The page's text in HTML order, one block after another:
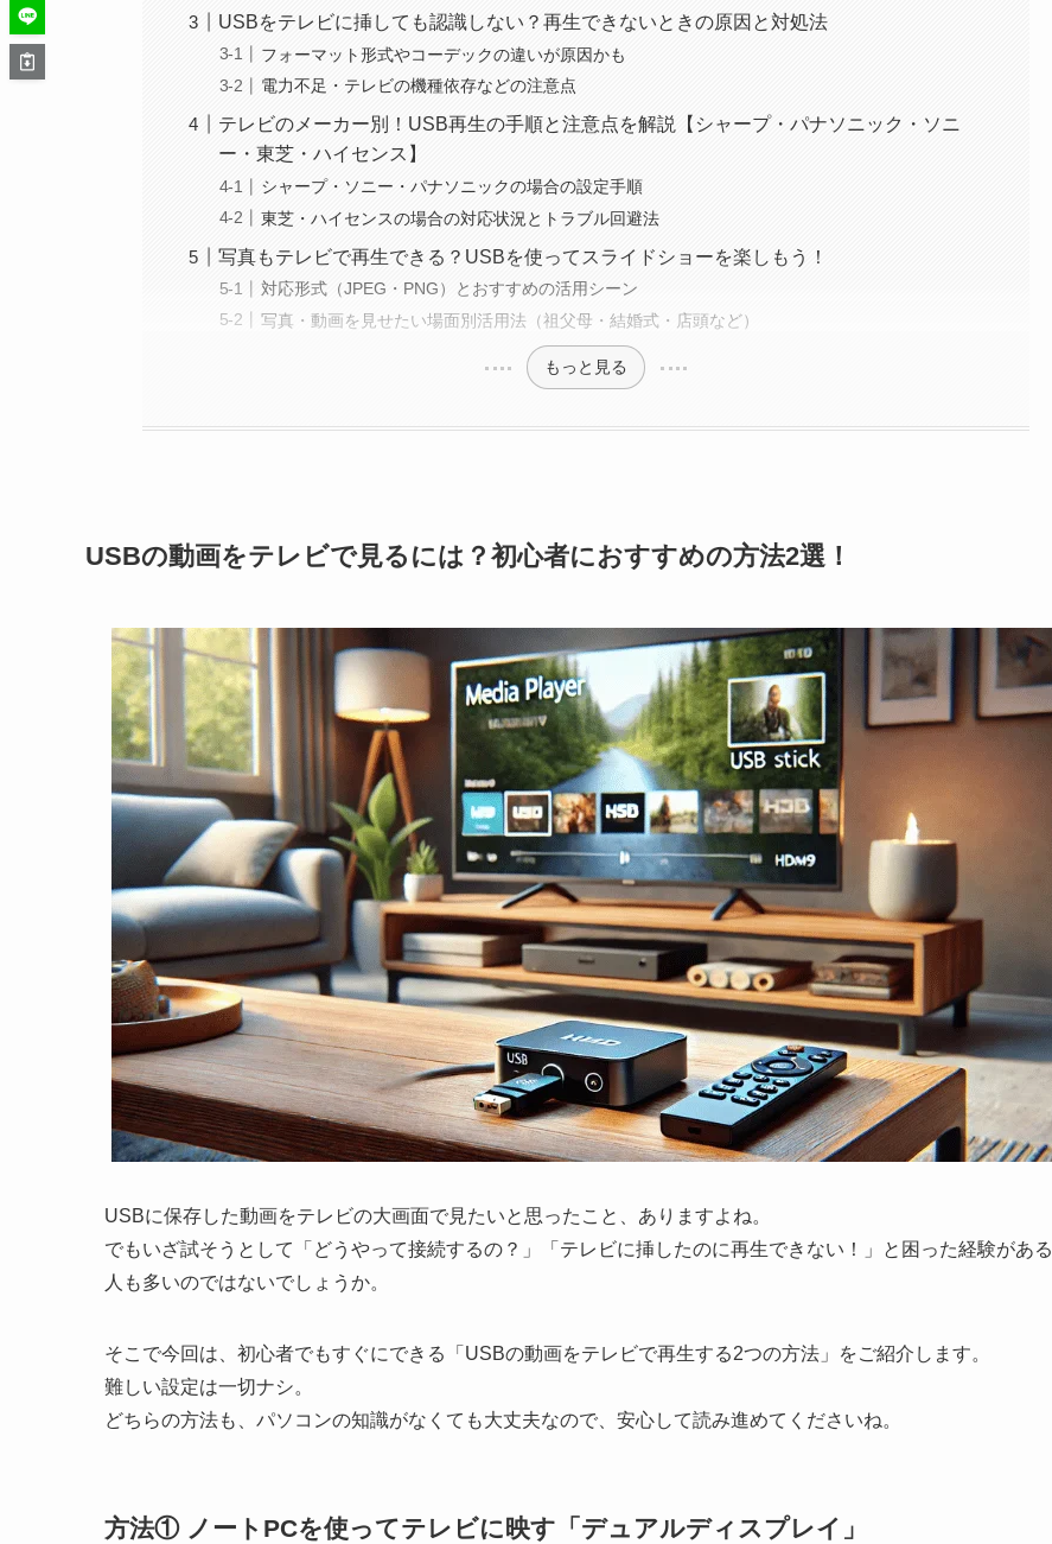
USBをテレビに挿しても認識しない？再生できないときの原因と対処法
フォーマット形式やコーデックの違いが原因かも
電力不足・テレビの機種依存などの注意点
テレビのメーカー別！USB再生の手順と注意点を解説【シャープ・パナソニック・ソニ
ー・東芝・ハイセンス】
シャープ・ソニー・パナソニックの場合の設定手順
東芝・ハイセンスの場合の対応状況とトラブル回避法
写真もテレビで再生できる？USBを使ってスライドショーを楽しもう！
対応形式（JPEG・PNG）とおすすめの活用シーン
写真・動画を見せたい場面別活用法（祖父母・結婚式・店頭など）
もっと見る
USBの動画をテレビで見るには？初心者におすすめの方法2選！
USBに保存した動画をテレビの大画面で見たいと思ったこと、ありますよね。
でもいざ試そうとして「どうやって接続するの？」「テレビに挿したのに再生できない！」と困った経験がある
人も多いのではないでしょうか。
そこで今回は、初心者でもすぐにできる「USBの動画をテレビで再生する2つの方法」をご紹介します。
難しい設定は一切ナシ。
どちらの方法も、パソコンの知識がなくても大丈夫なので、安心して読み進めてくださいね。
方法① ノートPCを使ってテレビに映す「デュアルディスプレイ」